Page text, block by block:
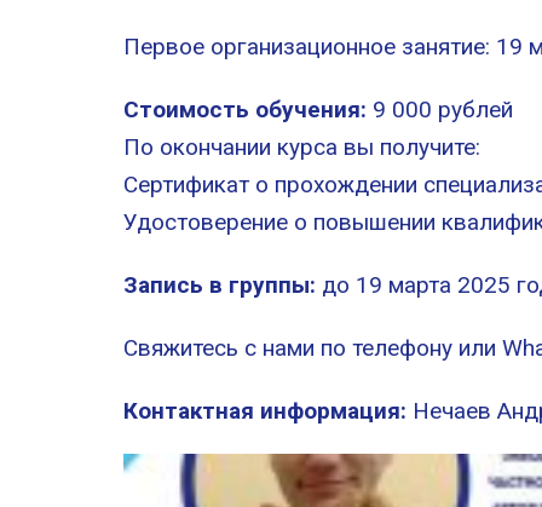
Первое организационное занятие:
Стоимость обучения: 9 000 рублей
По окончании курса вы получите:
Сертификат о прохождении
Удостоверение о повышении
Запись в группы: до 19 марта 2025
Свяжитесь с нами по телефону или
Контактная информация: Нечаев